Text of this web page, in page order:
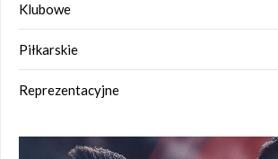
Klubowe
Piłkarskie
Reprezentacyjne